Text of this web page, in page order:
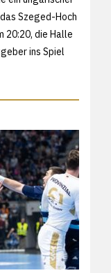
Szeged-Hoch
20:20, die Halle
ins Spiel